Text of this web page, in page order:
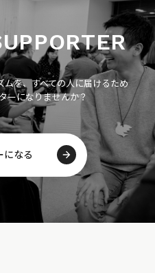
ムを、すべての人に届けるため
ーになりませんか？
になる